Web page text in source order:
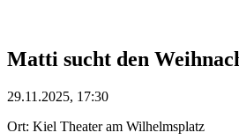
Matti sucht den
29.11.2025, 17:30
Ort: Kiel Theater am Wilhelmsplatz